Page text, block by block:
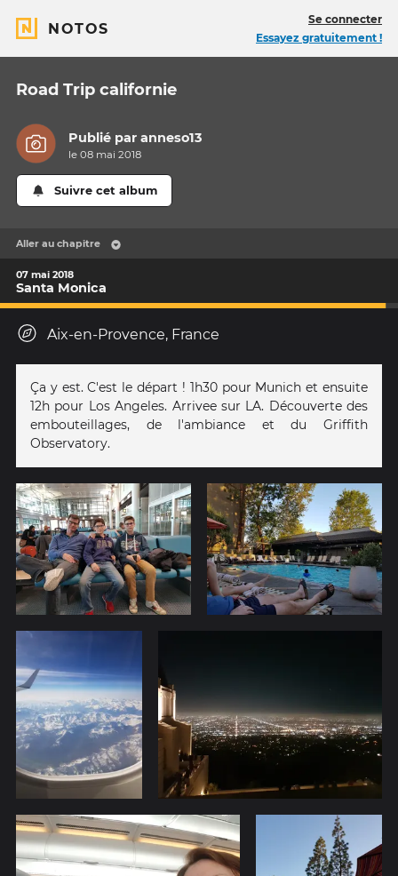
NOTOS
Se connecter
Essayez gratuitement !
Road Trip californie
Publié paranneso13
le 08 mai 2018
Suivre cet album
Aller au chapitre
07 mai 2018
Santa Monica
Aix-en-Provence, France
Ça y est. C'est le départ ! 1h30 pour Munich et ensuite
12h pour Los Angeles. Arrivee sur LA. Découverte des
embouteillages, de l'ambiance et du Griffith
Observatory.